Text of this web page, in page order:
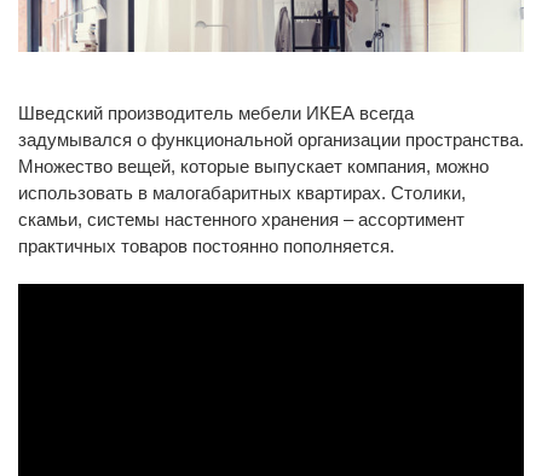
Шведский производитель мебели ИКЕА всегда
задумывался о функциональной организации пространства.
Множество вещей, которые выпускает компания, можно
использовать в малогабаритных квартирах. Столики,
скамьи, системы настенного хранения – ассортимент
практичных товаров постоянно пополняется.